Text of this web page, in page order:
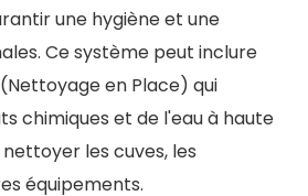
une hygiène et une
Ce système peut inclure
en Place) qui
chimiques et de l'eau à haute
les cuves, les
équipements.